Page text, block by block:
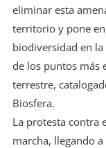
eliminar esta
territorio y pone
biodiversidad en
de los puntos más
terrestre,
Biosfera.
La protesta contra
marcha, llegando